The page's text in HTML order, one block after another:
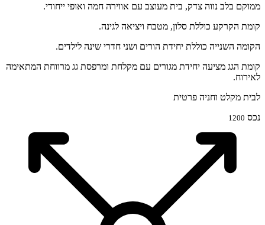
ממוקם בלב נווה צדק, בית מעוצב עם אווירה חמה ואופי ייחודי.
קומת הקרקע כוללת סלון, מטבח ויציאה לגינה.
הקומה השנייה כוללת יחידת הורים ושני חדרי שינה לילדים.
קומת הגג מציעה יחידת מגורים עם מקלחת ומרפסת גג מרווחת המתאימה
לאירוח.
לבית מקלט וחניה פרטית
נכס 1200